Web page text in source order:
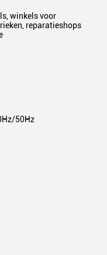
winkels voor
reparatieshops
50Hz